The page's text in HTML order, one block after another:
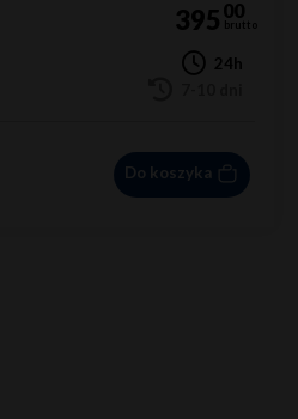
395 00
brutto
24h
Do koszyka